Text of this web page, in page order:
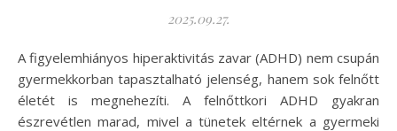
2025.09.27.
A figyelemhiányos hiperaktivitás zavar (ADHD) nem csupán
gyermekkorban tapasztalható jelenség, hanem sok felnőtt
életét is megnehezíti. A felnőttkori ADHD gyakran
észrevétlen marad, mivel a tünetek eltérnek a gyermeki